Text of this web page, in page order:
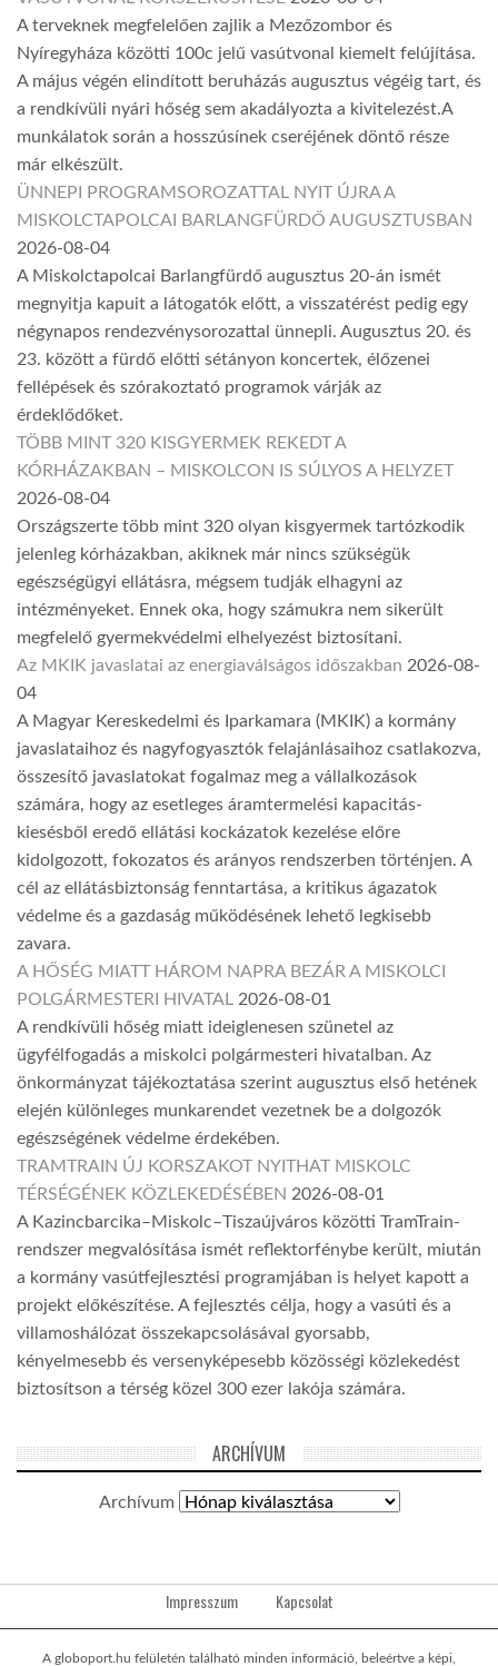
A terveknek megfelelően zajlik a Mezőzombor és
Nyíregyháza közötti 100c jelű vasútvonal kiemelt felújítása.
A május végén elindított beruházás augusztus végéig tart, és
a rendkívüli nyári hőség sem akadályozta a kivitelezést.A
munkálatok során a hosszúsínek cseréjének döntő része
már elkészült.
ÜNNEPI PROGRAMSOROZATTAL NYIT ÚJRA A
MISKOLCTAPOLCAI BARLANGFÜRDŐ AUGUSZTUSBAN
2026-08-04
A Miskolctapolcai Barlangfürdő augusztus 20-án ismét
megnyitja kapuit a látogatók előtt, a visszatérést pedig egy
négynapos rendezvénysorozattal ünnepli. Augusztus 20. és
23. között a fürdő előtti sétányon koncertek, élőzenei
fellépések és szórakoztató programok várják az
érdeklődőket.
TÖBB MINT 320 KISGYERMEK REKEDT A
KÓRHÁZAKBAN – MISKOLCON IS SÚLYOS A HELYZET
2026-08-04
Országszerte több mint 320 olyan kisgyermek tartózkodik
jelenleg kórházakban, akiknek már nincs szükségük
egészségügyi ellátásra, mégsem tudják elhagyni az
intézményeket. Ennek oka, hogy számukra nem sikerült
megfelelő gyermekvédelmi elhelyezést biztosítani.
Az MKIK javaslatai az energiaválságos időszakban 2026-08-
04
A Magyar Kereskedelmi és Iparkamara (MKIK) a kormány
javaslataihoz és nagyfogyasztók felajánlásaihoz csatlakozva,
összesítő javaslatokat fogalmaz meg a vállalkozások
számára, hogy az esetleges áramtermelési kapacitás-
kiesésből eredő ellátási kockázatok kezelése előre
kidolgozott, fokozatos és arányos rendszerben történjen. A
cél az ellátásbiztonság fenntartása, a kritikus ágazatok
védelme és a gazdaság működésének lehető legkisebb
zavara.
A HŐSÉG MIATT HÁROM NAPRA BEZÁR A MISKOLCI
POLGÁRMESTERI HIVATAL 2026-08-01
A rendkívüli hőség miatt ideiglenesen szünetel az
ügyfélfogadás a miskolci polgármesteri hivatalban. Az
önkormányzat tájékoztatása szerint augusztus első hetének
elején különleges munkarendet vezetnek be a dolgozók
egészségének védelme érdekében.
TRAMTRAIN ÚJ KORSZAKOT NYITHAT MISKOLC
TÉRSÉGÉNEK KÖZLEKEDÉSÉBEN 2026-08-01
A Kazincbarcika–Miskolc–Tiszaújváros közötti TramTrain-
rendszer megvalósítása ismét reflektorfénybe került, miután
a kormány vasútfejlesztési programjában is helyet kapott a
projekt előkészítése. A fejlesztés célja, hogy a vasúti és a
villamoshálózat összekapcsolásával gyorsabb,
kényelmesebb és versenyképesebb közösségi közlekedést
biztosítson a térség közel 300 ezer lakója számára.
ARCHÍVUM
Archívum
Impresszum Kapcsolat
A globoport.hu felületén található minden információ, beleértve a képi,